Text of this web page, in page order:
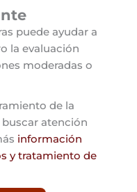
puede ayudar a
la evaluación
moderadas o
de la
atención
información
y tratamiento de